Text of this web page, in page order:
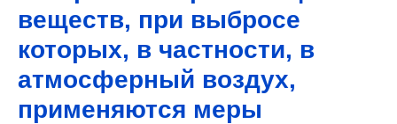
веществ, при выбросе
которых, в частности, в
атмосферный воздух,
применяются меры